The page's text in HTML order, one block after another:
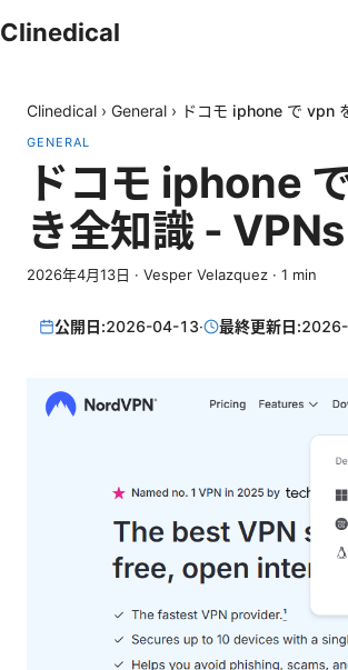
Clinedical
Clinedical › General › ドコモ iphone で vpn
GENERAL
ドコモ iphone
き全知識 - VPNs
2026年4月13日 · Vesper Velazquez · 1 min
公開日:2026-04-13· 最終更新日: